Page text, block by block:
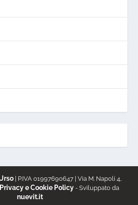
| P.IVA 01997690647 | Via M. Napoli 4,
Privacy e Cookie Policy- Sviluppato da
nuevit.it